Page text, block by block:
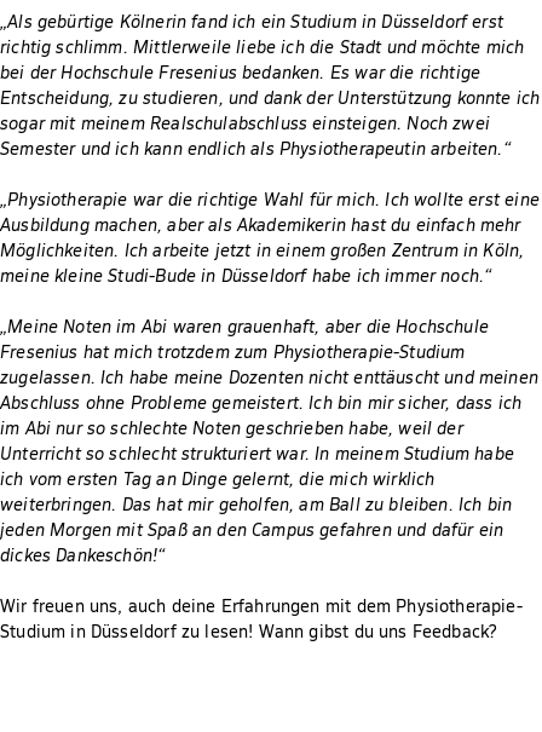
„Als gebürtige Kölnerin fand ich ein Studium in Düsseldorf erst
richtig schlimm. Mittlerweile liebe ich die Stadt und möchte mich
bei der Hochschule Fresenius bedanken. Es war die richtige
Entscheidung, zu studieren, und dank der Unterstützung konnte ich
sogar mit meinem Realschulabschluss einsteigen. Noch zwei
Semester und ich kann endlich als Physiotherapeutin arbeiten.“
„Physiotherapie war die richtige Wahl für mich. Ich wollte erst eine
Ausbildung machen, aber als Akademikerin hast du einfach mehr
Möglichkeiten. Ich arbeite jetzt in einem großen Zentrum in Köln,
meine kleine Studi-Bude in Düsseldorf habe ich immer noch.“
„Meine Noten im Abi waren grauenhaft, aber die Hochschule
Fresenius hat mich trotzdem zum Physiotherapie-Studium
zugelassen. Ich habe meine Dozenten nicht enttäuscht und meinen
Abschluss ohne Probleme gemeistert. Ich bin mir sicher, dass ich
im Abi nur so schlechte Noten geschrieben habe, weil der
Unterricht so schlecht strukturiert war. In meinem Studium habe
ich vom ersten Tag an Dinge gelernt, die mich wirklich
weiterbringen. Das hat mir geholfen, am Ball zu bleiben. Ich bin
jeden Morgen mit Spaß an den Campus gefahren und dafür ein
dickes Dankeschön!“
Wir freuen uns, auch deine Erfahrungen mit dem Physiotherapie-
Studium in Düsseldorf zu lesen! Wann gibst du uns Feedback?